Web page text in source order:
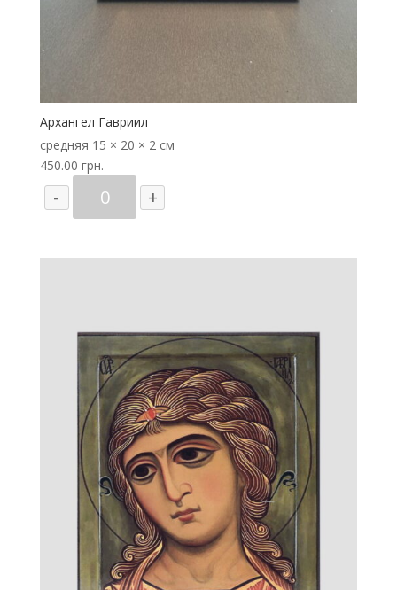
Архангел Гавриил
средняя 15 × 20 × 2 см
450.00 грн.
-
Количество
товара
+